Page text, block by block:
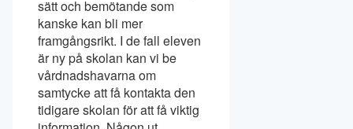
sätt och bemötande som
kanske kan bli mer
framgångsrikt. I de fall eleven
är ny på skolan kan vi be
vårdnadshavarna om
samtycke att få kontakta den
tidigare skolan för att få viktig